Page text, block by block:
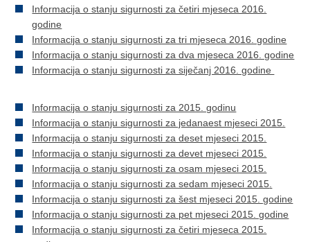
Informacija o stanju sigurnosti za četiri mjeseca 2016.
godine
Informacija o stanju sigurnosti za tri mjeseca 2016. godine
Informacija o stanju sigurnosti za dva mjeseca 2016. godine
Informacija o stanju sigurnosti za siječanj 2016. godine
Informacija o stanju sigurnosti za 2015. godinu
Informacija o stanju sigurnosti za jedanaest mjeseci 2015.
Informacija o stanju sigurnosti za deset mjeseci 2015.
Informacija o stanju sigurnosti za devet mjeseci 2015.
Informacija o stanju sigurnosti za osam mjeseci 2015.
Informacija o stanju sigurnosti za sedam mjeseci 2015
Informacija o stanju sigurnosti za šest mjeseci 2015. godine
Informacija o stanju sigurnosti za pet mjeseci 2015. godine
Informacija o stanju sigurnosti za četiri mjeseca 2015.